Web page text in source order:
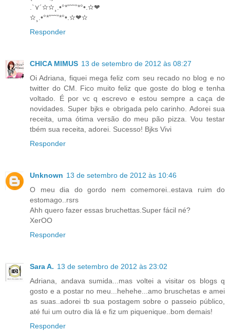
.`⋎´✫✫¸.•°*”˜˜”*°•.✫❤
✫¸.•°*”˜˜”*°•.✫❤✫
Responder
CHICA MIMUS 13 de setembro de 2012 às 08:27
Oi Adriana, fiquei mega feliz com seu recado no blog e no
twitter do CM. Fico muito feliz que goste do blog e tenha
voltado. É por vc q escrevo e estou sempre a caça de
novidades. Super bjks e obrigada pelo carinho. Adorei sua
receita, uma ótima versão do meu pão pizza. Vou testar
tbém sua receita, adorei. Sucesso! Bjks Vivi
Responder
Unknown 13 de setembro de 2012 às 10:46
O meu dia do gordo nem comemorei..estava ruim do
estomago..rsrs
Ahh quero fazer essas bruchettas.Super fácil né?
XerOO
Responder
Sara A. 13 de setembro de 2012 às 23:02
Adriana, andava sumida...mas voltei a visitar os blogs q
gosto e a postar no meu...hehehe...amo bruschetas e amei
as suas..adorei tb sua postagem sobre o passeio público,
até fui um outro dia lá e fiz um piquenique..bom demais!
Responder